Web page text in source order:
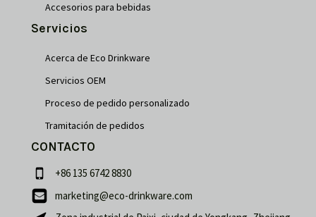
Accesorios para bebidas
Servicios
Acerca de Eco Drinkware
Servicios OEM
Proceso de pedido personalizado
Tramitación de pedidos
CONTACTO
+86 135 6742 8830
marketing@eco-drinkware.com
Français